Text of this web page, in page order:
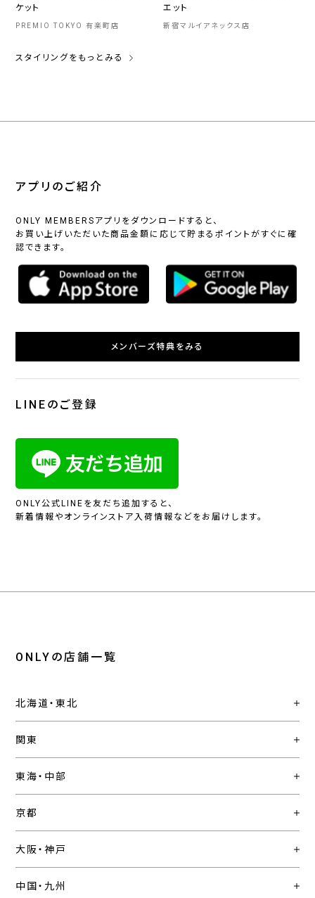
ケット
PREMIO TOKYO 有楽町店
エット
新宿マルイアネックス店
スタイリングをもっとみる
アプリのご紹介
ONLY MEMBERSアプリをダウンロードすると、
お買い上げいただいた商品金額に応じて貯まるポイントがすぐに確
認できます。
メンバーズ特典をみる
LINEのご登録
ONLY公式LINEを友だち追加すると、
新着情報やオンラインストア入荷情報などをお届けします。
ONLYの店舗一覧
北海道・東北
関東
東海・中部
京都
大阪・神戸
中国・九州